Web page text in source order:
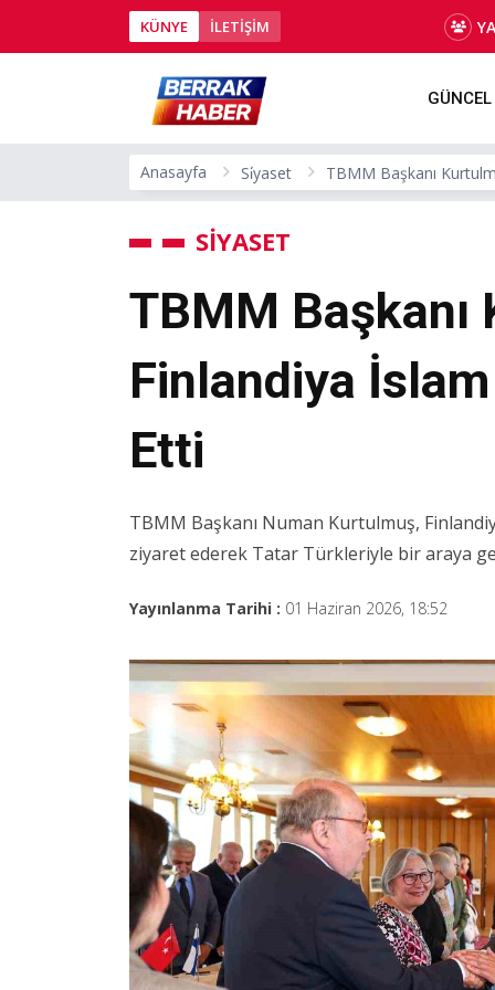
KÜNYE İLETİŞİM
GÜNCEL
Anasayfa Si̇yaset TBMM Başkanı
SİYASET
TBMM Başkanı
Finlandiya
Etti
TBMM Başkanı Numan Kurtulmuş,
ziyaret ederek Tatar Türkleriyle bir araya
Yayınlanma Tarihi : 01 Haziran 2026, 18:52